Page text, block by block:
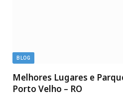
BLOG
Melhores Lugares e
Porto Velho – RO